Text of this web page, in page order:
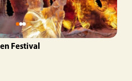
Festival